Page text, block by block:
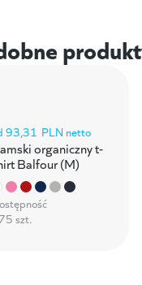
93,31 PLN netto
organiczny t-
Balfour (M)
szt.